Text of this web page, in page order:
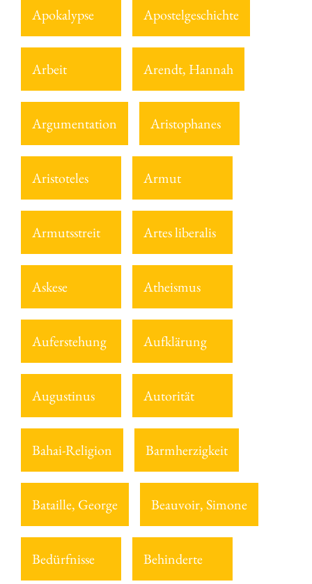
Apokalypse Apostelgeschichte
Arbeit Arendt, Hannah
Argumentation Aristophanes
Aristoteles Armut
Armutsstreit Artes liberalis
Askese Atheismus
Auferstehung Aufklärung
Augustinus Autorität
Bahai-Religion Barmherzigkeit
Bataille, George Beauvoir, Simone
Bedürfnisse Behinderte